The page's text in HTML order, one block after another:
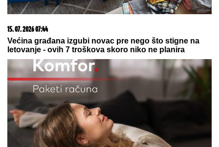
ON JE NOVI UČESNIK ELITE 10
Željko Mitrović potvrdio njegov
ulazak: Nestao iz javnosti, pa pravio
skandale i bio hapšen